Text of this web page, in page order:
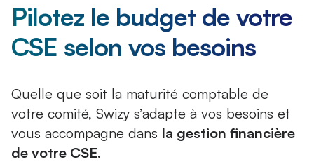
Pilotez le budget de votre
CSE selon vos besoins
Quelle que soit la maturité comptable de
votre comité, Swizy s’adapte à vos besoins et
vous accompagne dans la gestion financière
de votre CSE.